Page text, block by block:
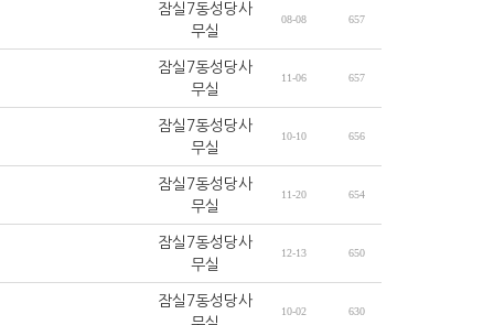
잠실7동성당사
무실
08-08 657
잠실7동성당사
무실
11-06 657
잠실7동성당사
무실
10-10 656
잠실7동성당사
무실
11-20 654
잠실7동성당사
무실
12-13 650
잠실7동성당사
10-02 630